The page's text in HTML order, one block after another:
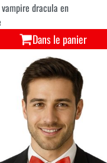
dracula en
Dans le panier